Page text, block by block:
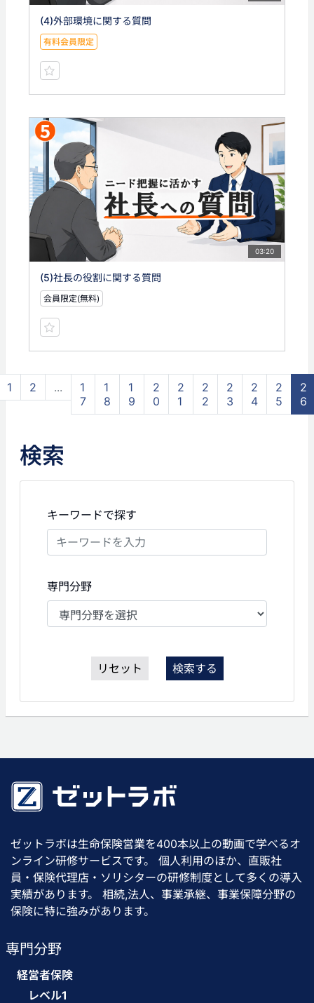
(4)外部環境に関する質問
有料会員限定
03:20
(5)社長の役割に関する質問
会員限定(無料)
1 2 ...
1
7
1
8
1
9
2
0
2
1
2
2
2
3
2
4
2
5
2
6
検索
キーワードで探す
専門分野
リセット 検索する
ゼットラボは生命保険営業を400本以上の動画で学べるオ
ンライン研修サービスです。 個人利用のほか、直販社
員・保険代理店・ソリシターの研修制度として多くの導入
実績があります。 相続,法人、事業承継、事業保障分野の
保険に特に強みがあります。
専門分野
経営者保険
レベル1